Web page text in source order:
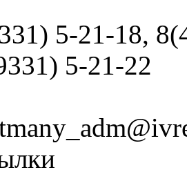
5-21-18,
5-21-22